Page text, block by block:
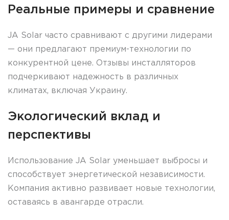
Реальные примеры и сравнение
JA Solar часто сравнивают с другими лидерами
— они предлагают премиум-технологии по
конкурентной цене. Отзывы инсталляторов
подчеркивают надежность в различных
климатах, включая Украину.
Экологический вклад и
перспективы
Использование JA Solar уменьшает выбросы и
способствует энергетической независимости.
Компания активно развивает новые технологии,
оставаясь в авангарде отрасли.